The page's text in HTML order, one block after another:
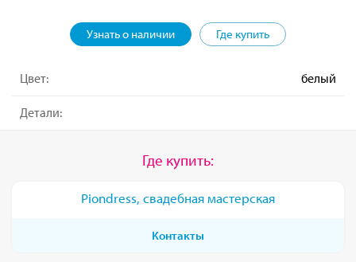
Узнать о наличии Где купить
Цвет: белый
Детали:
Где купить:
Piondress, свадебная мастерская
Контакты